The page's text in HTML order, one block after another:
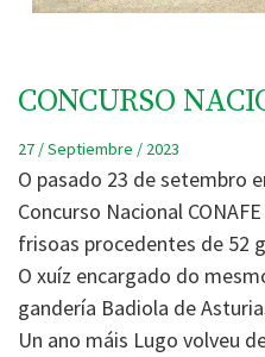
CONCURSO
27 / Septiembre / 2023
O pasado 23 de setembro
Concurso Nacional
frisoas procedentes de 52
O xuíz encargado do
gandería Badiola de
Un ano máis Lugo volveu